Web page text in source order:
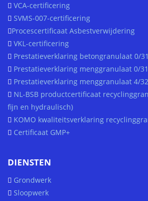
VCA-certificering
SVMS-007-certificering
Procescertificaat Asbestverwijdering
VKL-certificering
Prestatieverklaring betongranulaat 0/
Prestatieverklaring menggranulaat 0/
Prestatieverklaring menggranulaat 4/32
NL-BSB productcertificaat
fijn en hydraulisch)
KOMO kwaliteitsverklaring
Certificaat GMP+
DIENSTEN
Grondwerk
Sloopwerk